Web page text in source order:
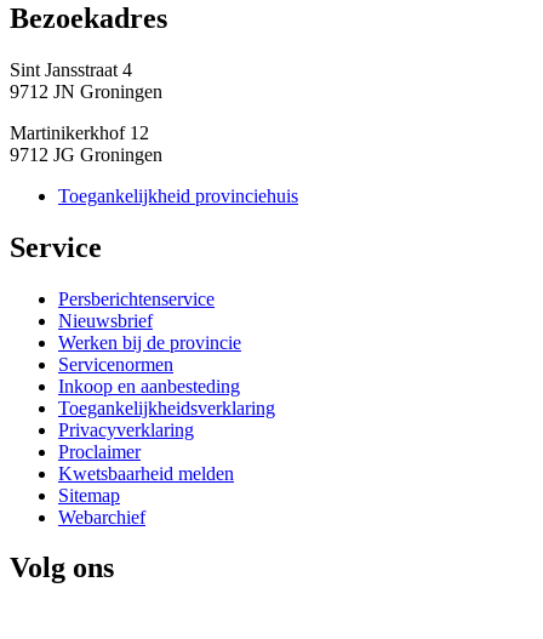
Bezoekadres
Sint Jansstraat 4
9712 JN Groningen
Martinikerkhof 12
9712 JG Groningen
Toegankelijkheid provinciehuis
Service
Persberichtenservice
Nieuwsbrief
Werken bij de provincie
Servicenormen
Inkoop en aanbesteding
Toegankelijkheidsverklaring
Privacyverklaring
Proclaimer
Kwetsbaarheid melden
Sitemap
Webarchief
Volg ons